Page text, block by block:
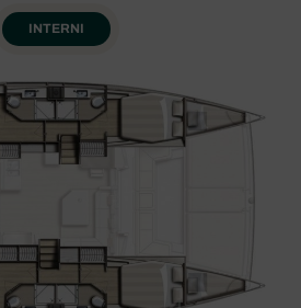
INTERNI